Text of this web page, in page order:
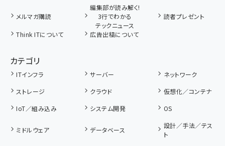
メルマガ購読
編集部が読み解く!
3行でわかる
テックニュース
読者プレゼント
Think ITについて 広告出稿について
カテゴリ
ITインフラ サーバー
ネットワーク
ストレージ
クラウド
仮想化／コンテナ
IoT／組み込み
システム開発 OS
ミドルウェア データベース
設計／手法／テス
ト